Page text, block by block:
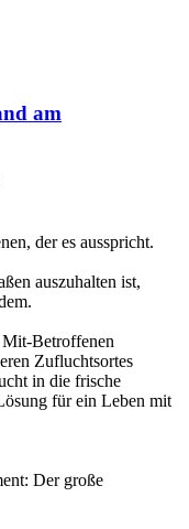
am
der es ausspricht.
auszuhalten ist,
Betroffenen
Zufluchtsortes
in die frische
für ein Leben mit
Der große